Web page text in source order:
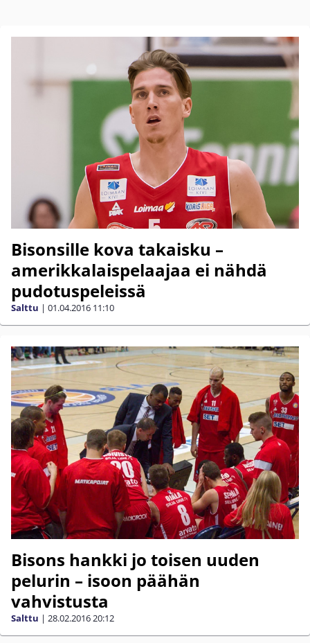
Bisonsille kova takaisku –
amerikkalaispelaajaa ei nähdä
pudotuspeleissä
Salttu | 01.04.2016 11:10
Bisons hankki jo toisen uuden
pelurin – isoon päähän
vahvistusta
Salttu | 28.02.201620:12